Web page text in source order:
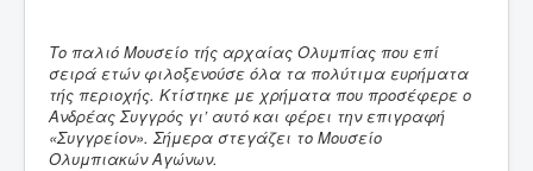
Το παλιό Μουσείο τής αρχαίας Ολυμπίας που επί
σειρά ετών φιλοξενούσε όλα τα πολύτιμα ευρήματα
τής περιοχής. Κτίστηκε με χρήματα που προσέφερε ο
Ανδρέας Συγγρός γι’ αυτό και φέρει την επιγραφή
«Συγγρείον». Σήμερα στεγάζει το Μουσείο
Ολυμπιακών Αγώνων.